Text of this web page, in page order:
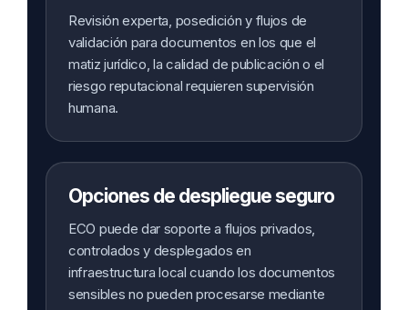
Revisión experta, posedición y flujos de
validación para documentos en los que el
matiz jurídico, la calidad de publicación o el
riesgo reputacional requieren supervisión
humana.
Opciones de despliegue seguro
ECO puede dar soporte a flujos privados,
controlados y desplegados en
infraestructura local cuando los documentos
sensibles no pueden procesarse mediante